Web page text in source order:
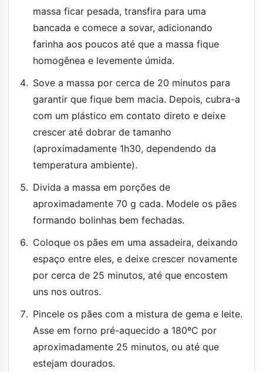
massa ficar pesada, transfira para uma
bancada e comece a sovar, adicionando
farinha aos poucos até que a massa fique
homogênea e levemente úmida.
Sove a massa por cerca de 20 minutos para
garantir que fique bem macia. Depois, cubra-a
com um plástico em contato direto e deixe
crescer até dobrar de tamanho
(aproximadamente 1h30, dependendo da
temperatura ambiente).
Divida a massa em porções de
aproximadamente 70 g cada. Modele os pães
formando bolinhas bem fechadas.
Coloque os pães em uma assadeira, deixando
espaço entre eles, e deixe crescer novamente
por cerca de 25 minutos, até que encostem
uns nos outros.
Pincele os pães com a mistura de gema e leite.
Asse em forno pré-aquecido a 180ºC por
aproximadamente 25 minutos, ou até que
estejam dourados.